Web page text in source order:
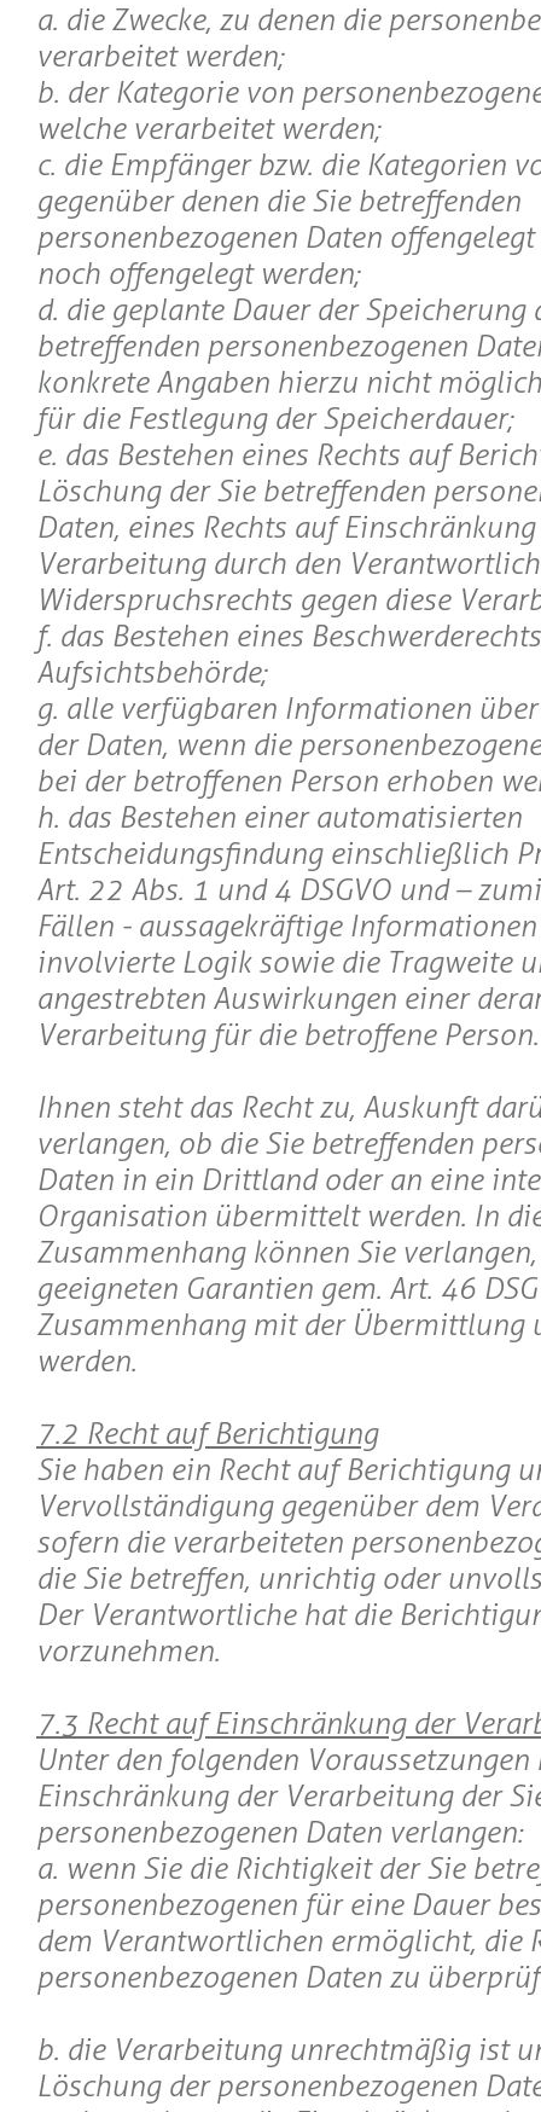
a. die Zwecke, zu denen die
verarbeitet werden;
b. der Kategorie von
welche verarbeitet werden;
c. die Empfänger bzw. die Kategorien
gegenüber denen die Sie betreffenden
personenbezogenen Daten
noch offengelegt werden;
d. die geplante Dauer der Speicherung
betreffenden personenbezogenen
konkrete Angaben hierzu nicht
für die Festlegung der Speicherdauer;
e. das Bestehen eines Rechts auf
Löschung der Sie betreffenden
Daten, eines Rechts auf
Verarbeitung durch den
Widerspruchsrechts gegen diese
f. das Bestehen eines
Aufsichtsbehörde;
g. alle verfügbaren Informationen
der Daten, wenn die
bei der betroffenen Person erhoben
h. das Bestehen einer automatisierten
Entscheidungsfindung einschließlich
Art. 22 Abs. 1 und 4 DSGVO und –
Fällen - aussagekräftige
involvierte Logik sowie die Tragweite
angestrebten Auswirkungen einer
Verarbeitung für die betroffene Person.
Ihnen steht das Recht zu, Auskunft
verlangen, ob die Sie betreffenden
Daten in ein Drittland oder an eine
Organisation übermittelt werden. In
Zusammenhang können Sie
geeigneten Garantien gem. Art. 46
Zusammenhang mit der Übermittlung
werden.
7.2 Recht auf Berichtigung
Sie haben ein Recht auf Berichtigung
Vervollständigung gegenüber dem
sofern die verarbeiteten
die Sie betreffen, unrichtig oder
Der Verantwortliche hat die
vorzunehmen.
7.3 Recht auf Einschränkung der
Unter den folgenden Voraussetzungen
Einschränkung der Verarbeitung der
personenbezogenen Daten verlangen:
a. wenn Sie die Richtigkeit der Sie
personenbezogenen für eine Dauer
dem Verantwortlichen ermöglicht, die
personenbezogenen Daten zu
b. die Verarbeitung unrechtmäßig ist
Löschung der personenbezogenen